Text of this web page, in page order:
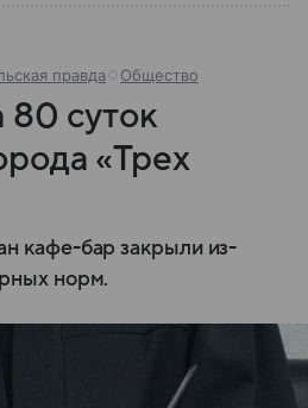
правда Общество
80 суток
«Трех
кафе-бар закрыли из-
норм.